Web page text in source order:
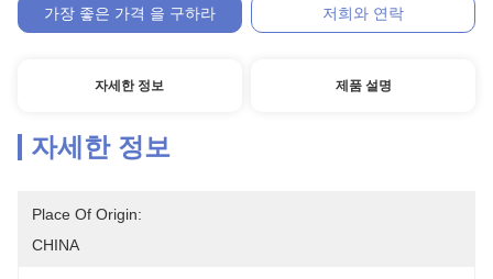
가장 좋은 가격 을 구하라 저희와 연락
자세한 정보 제품 설명
자세한 정보
Place Of Origin:
CHINA